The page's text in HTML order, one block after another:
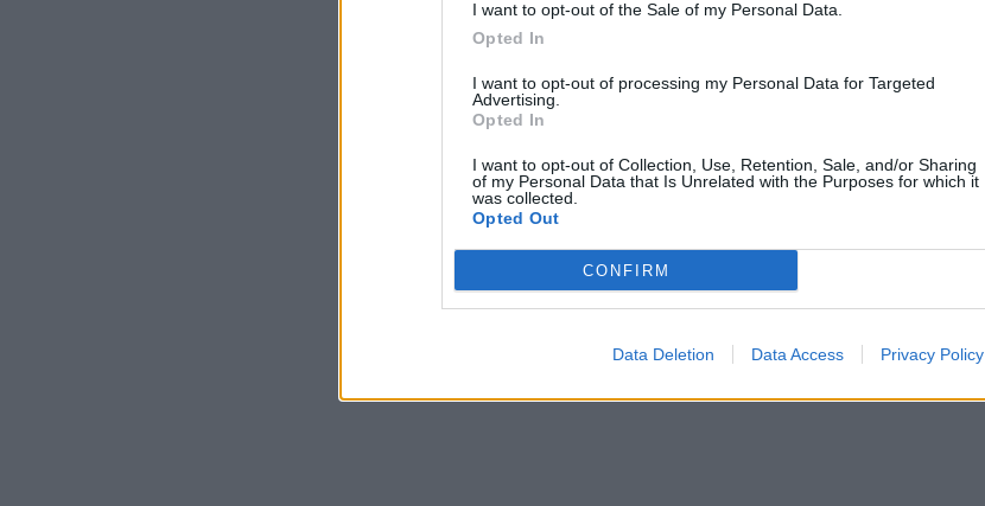
I want to opt-out of the Sale of my Personal Data.
Opted In
I want to opt-out of processing my Personal Data for Targeted
Advertising.
Opted In
I want to opt-out of Collection, Use, Retention, Sale, and/or Sharing
of my Personal Data that Is Unrelated with the Purposes for which it
was collected.
Opted Out
CONFIRM
Data Deletion Data Access Privacy Policy